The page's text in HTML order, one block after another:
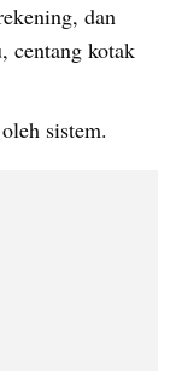
dan
centang kotak
sistem.